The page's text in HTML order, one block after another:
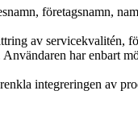
företagsnamn,
av servicekvalitén,
har enbart
integreringen av